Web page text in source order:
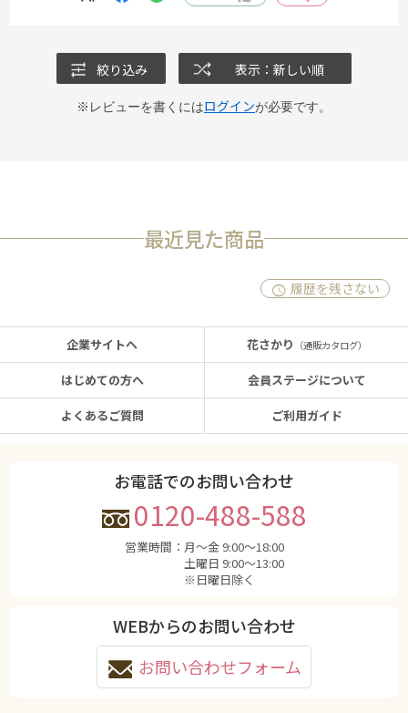
絞り込み 表示：新しい順
※レビューを書くにはログインが必要です。
最近見た商品
履歴を残さない
企業サイトへ
はじめての方へ
よくあるご質問
花さかり （通販カタログ）
会員ステージについて
ご利用ガイド
お電話でのお問い合わせ
0120-488-588
営業時間： 月〜金 9:00〜18:00
土曜日 9:00〜13:00
※日曜日除く
WEBからのお問い合わせ
お問い合わせフォーム